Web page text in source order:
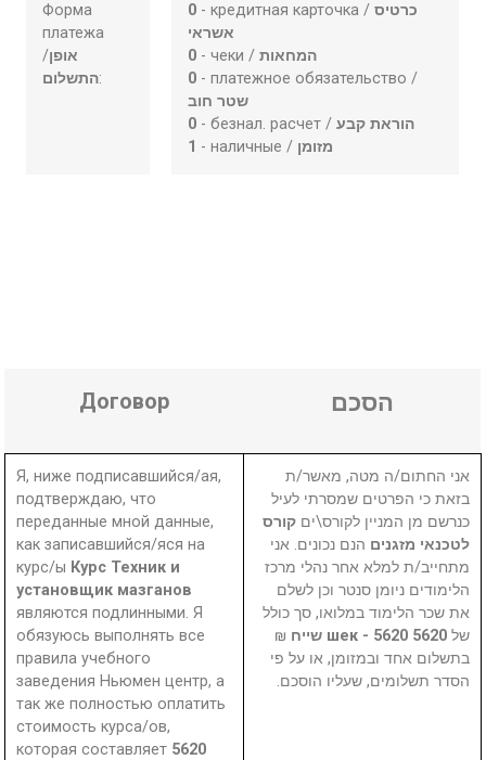
Форма
платежа
/אופן
התשלום:
0 - кредитная карточка /כרטיס
אשראי
0 - чеки /המחאות
0 - платежное обязательство /
שטר חוב
0 - безнал. расчет /הוראת קבע
1 - наличные / מזומן
Договор הסכם
Я, ниже подписавшийся/ая,
подтверждаю, что
переданные мной данные,
как записавшийся/яся на
курс/ы Курс Техник и
установщик мазганов
являются подлинными. Я
обязуюсь выполнять все
правила учебного
заведения Ньюмен центр, а
так же полностью оплатить
стоимость курса/ов,
которая составляет 5620
אני החתום/ה מטה, מאשר/ת
בזאת כי הפרטים שמסרתי לעיל
כנרשם מן המניין לקורס\ים קורס
לטכנאי מזגנים הנם נכונים. אני
מתחייב/ת למלא אחר נהלי מרכז
הלימודים ניומן סנטר וכן לשלם
את שכר הלימוד במלואו, סך כולל
של 5620 шек - 5620 שייח
₪
בתשלום אחד ובמזומן, או על פי
הסדר תשלומים, שעליו הוסכם.